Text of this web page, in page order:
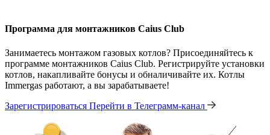
Программа для монтажников Caius Club
Занимаетесь монтажом газовых котлов? Присоединяйтесь к
программе монтажников Caius Club. Регистрируйте установки
котлов, накапливайте бонусы и обналичивайте их. Котлы
Immergas работают, а вы зарабатываете!
Зарегистрироваться Перейти в Телеграмм-канал